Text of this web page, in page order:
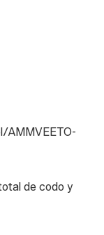
AMMVEETO-
de codo y